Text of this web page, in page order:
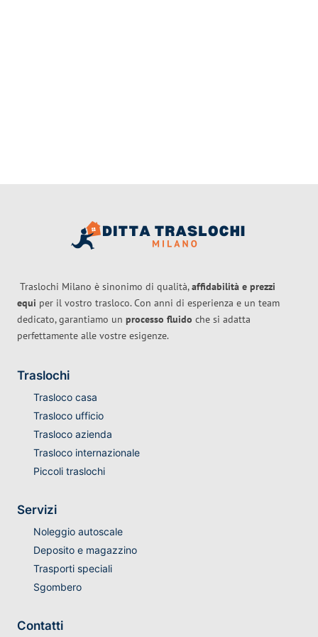
Traslochi Milano è sinonimo di qualità,affidabilità e prezzi
equi per il vostro trasloco. Con anni di esperienza e un team
dedicato, garantiamo un processo fluido che si adatta
perfettamente alle vostre esigenze.
Traslochi
Trasloco casa
Trasloco ufficio
Trasloco azienda
Trasloco internazionale
Piccoli traslochi
Servizi
Noleggio autoscale
Deposito e magazzino
Trasporti speciali
Sgombero
Contatti